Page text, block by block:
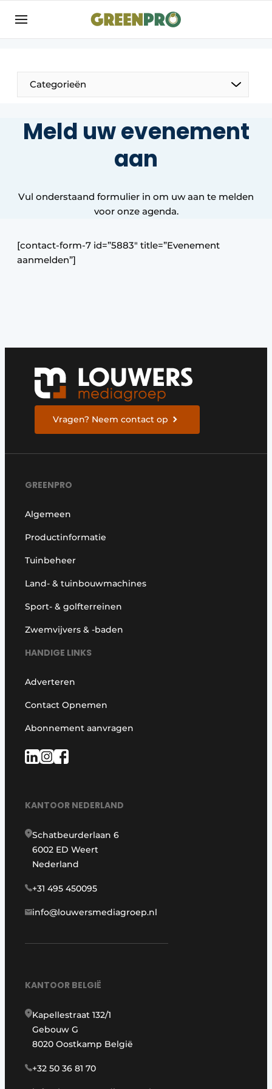
Aanmelden
Bedrijven
Bedrijven
Contact
Direct contact
Evenement aanmelden
groenprofessional
Meest gelezen
Podcasts
Categorieën
Meld uw evenement
aan
Vul onderstaand formulier in om uw aan te melden
voor onze agenda.
[contact-form-7 id=”5883″ title=”Evenement
aanmelden”]
Vragen? Neem contact op
GREENPRO
Algemeen
Productinformatie
Tuinbeheer
Land- & tuinbouwmachines
Sport- & golfterreinen
Zwemvijvers & -baden
HANDIGE LINKS
Adverteren
Contact Opnemen
Abonnement aanvragen
KANTOOR NEDERLAND
Schatbeurderlaan 6
6002 ED Weert
Nederland
+31 495 450095
info@louwersmediagroep.nl
KANTOOR BELGIË
Kapellestraat 132/1
Gebouw G
8020 Oostkamp België
+32 50 36 81 70